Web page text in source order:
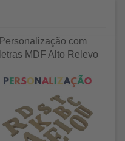
Personalização com
letras MDF Alto Relevo